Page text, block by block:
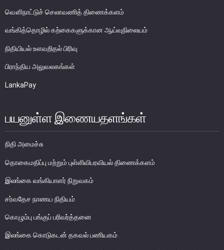
நுண்பாக நிதித் துறை
அதிகாரம்பெற்ற பணத்தரகர்கள் ஒழுங்குவிதிகள்
பேரண்ட முன்மதியுடைய கண்காணிப்பு
நிலைபெறத்தக்க நிதி
உள்நாட்டின் வெளிநாட்டுச் செலாவணிச் சந்தை
வெளிநாட்டுச் செலாவணி உலகளாவிய குறியீட்டைப் பின்பற்றுதல்
அரச பிணையங்கள் சந்தை
கம்பனிப் படுகடன் பிணையங்கள் சந்தை
வௌிநாட்டுச் செலாவணித் திணைக்களம்
வங்கித்தொழில் கற்கைகளுக்கான ஆய்வுநிலையம்
நிதியியல் உளவறிதல் பிரிவு
பிராந்திய அலுவலகங்கள்
LankaPay
பயனுள்ள இணையதளங்கள்
நிதி அமைச்சு
தொகைமதிப்பு மற்றும் புள்ளிவிபரவியல் திணைக்களம்
இலங்கை வங்கியாளர் நிறுவகம்
சர்வதேச நாணய நிதியம்
கொழும்பு பங்குப் பரிவர்த்தனை
இலங்கை கொடுகடன் தகவல் பணியகம்